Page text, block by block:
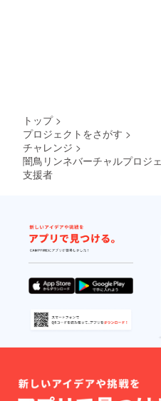
トップ >
プロジェクトをさがす >
チャレンジ >
闇鳥リンネバーチャルプロジ
支援者